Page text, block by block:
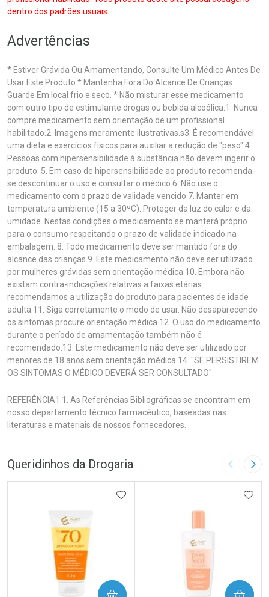
dentro dos padrões usuais.
Advertências
* Estiver Grávida Ou Amamentando, Consulte Um Médico Antes De
Usar Este Produto.* Mantenha Fora Do Alcance De Crianças.
Guarde Em local frio e seco. * Não misturar esse medicamento
com outro tipo de estimulante drogas ou bebida alcoólica.1. Nunca
compre medicamento sem orientação de um profissional
habilitado.2. Imagens meramente ilustrativas.s3. É recomendável
uma dieta e exercícios físicos para auxiliar a redução de "peso".4.
Pessoas com hipersensibilidade à substância não devem ingerir o
produto. 5. Em caso de hipersensibilidade ao produto recomenda-
se descontinuar o uso e consultar o médico.6. Não use o
medicamento com o prazo de validade vencido.7. Manter em
temperatura ambiente (15 a 30ºC). Proteger da luz do calor e da
umidade. Nestas condições o medicamento se manterá próprio
para o consumo respeitando o prazo de validade indicado na
embalagem. 8. Todo medicamento deve ser mantido fora do
alcance das crianças.9. Este medicamento não deve ser utilizado
por mulheres grávidas sem orientação médica.10. Embora não
existam contra-indicações relativas a faixas etárias
recomendamos a utilização do produto para pacientes de idade
adulta.11. Siga corretamente o modo de usar. Não desaparecendo
os sintomas procure orientação médica.12. O uso do medicamento
durante o período de amamentação também não é
recomendado.13. Este medicamento não deve ser utilizado por
menores de 18 anos sem orientação médica.14. "SE PERSISTIREM
OS SINTOMAS O MÉDICO DEVERÁ SER CONSULTADO".
REFERÊNCIA1.1. As Referências Bibliográficas se encontram em
nosso departamento técnico farmacêutico, baseadas nas
literaturas e materiais de nossos fornecedores.
Queridinhos da Drogaria Imagem
ADICIONAR AOS FAVORITOS
COMPRAR COMPRAR